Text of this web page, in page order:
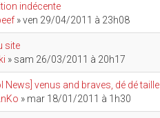
indécente
» ven 29/04/2011 à 23h08
site
» sam 26/03/2011 à 20h17
News] venus and braves, dé dé taille
» mar 18/01/2011 à 1h30